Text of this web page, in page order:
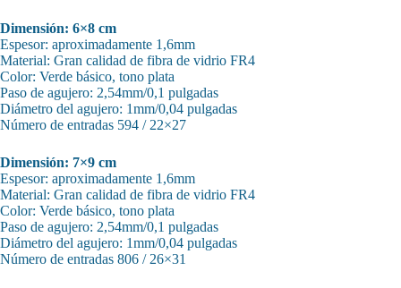
Dimensión: 6×8 cm
Espesor: aproximadamente 1,6mm
Material: Gran calidad de fibra de vidrio FR4
Color: Verde básico, tono plata
Paso de agujero: 2,54mm/0,1 pulgadas
Diámetro del agujero: 1mm/0,04 pulgadas
Número de entradas 594 / 22×27
Dimensión: 7×9 cm
Espesor: aproximadamente 1,6mm
Material: Gran calidad de fibra de vidrio FR4
Color: Verde básico, tono plata
Paso de agujero: 2,54mm/0,1 pulgadas
Diámetro del agujero: 1mm/0,04 pulgadas
Número de entradas 806 / 26×31